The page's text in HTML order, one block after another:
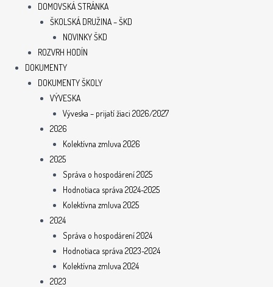
DOMOVSKÁ STRÁNKA
ŠKOLSKÁ DRUŽINA – ŠKD
NOVINKY ŠKD
ROZVRH HODÍN
DOKUMENTY
DOKUMENTY ŠKOLY
VÝVESKA
Výveska – prijatí žiaci 2026/2027
2026
Kolektívna zmluva 2026
2025
Správa o hospodárení 2025
Hodnotiaca správa 2024-2025
Kolektívna zmluva 2025
2024
Správa o hospodárení 2024
Hodnotiaca správa 2023-2024
Kolektívna zmluva 2024
2023